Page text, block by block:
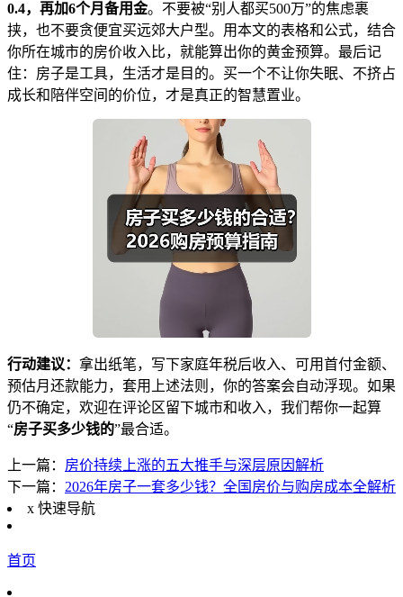
0.4，再加6个月备用金。不要被“别人都买500万”的焦虑裹
挟，也不要贪便宜买远郊大户型。用本文的表格和公式，结合
你所在城市的房价收入比，就能算出你的黄金预算。最后记
住：房子是工具，生活才是目的。买一个不让你失眠、不挤占
成长和陪伴空间的价位，才是真正的智慧置业。
行动建议： 拿出纸笔，写下家庭年税后收入、可用首付金额、
预估月还款能力，套用上述法则，你的答案会自动浮现。如果
仍不确定，欢迎在评论区留下城市和收入，我们帮你一起算
“房子买多少钱的”最合适。
上一篇： 房价持续上涨的五大推手与深层原因解析
下一篇： 2026年房子一套多少钱？全国房价与购房成本全解析
x 快速导航
首页